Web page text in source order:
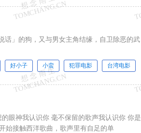
话」的狗，又与男女主角结缘，自卫除恶的武
好小子 小蛮 犯罪电影 台湾电影
眼神我认识你 毫不保留的歌声我认识你 你是
始接触西洋歌曲，歌声里有自足的单